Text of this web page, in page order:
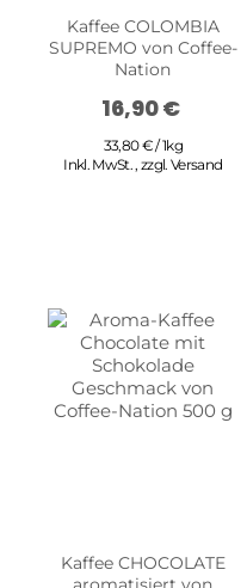
Kaffee COLOMBIA
SUPREMO von Coffee-
Nation
16,90 €
33,80 € / 1kg
Inkl. MwSt. ,zzgl.Versand
Kaffee CHOCOLATE